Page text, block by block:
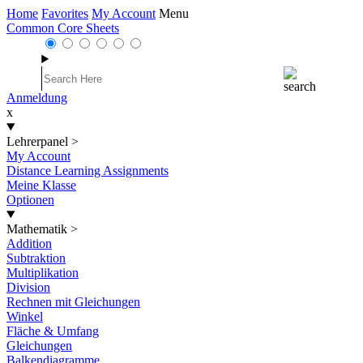
Home Favorites My Account Menu
Common Core Sheets
Anmeldung
x
Lehrerpanel >
My Account
Distance Learning Assignments
Meine Klasse
Optionen
Mathematik >
Addition
Subtraktion
Multiplikation
Division
Rechnen mit Gleichungen
Winkel
Fläche & Umfang
Gleichungen
Balkendiagramme